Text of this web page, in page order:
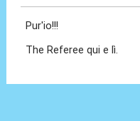
Pur'io!!!
The Referee qui e lì.